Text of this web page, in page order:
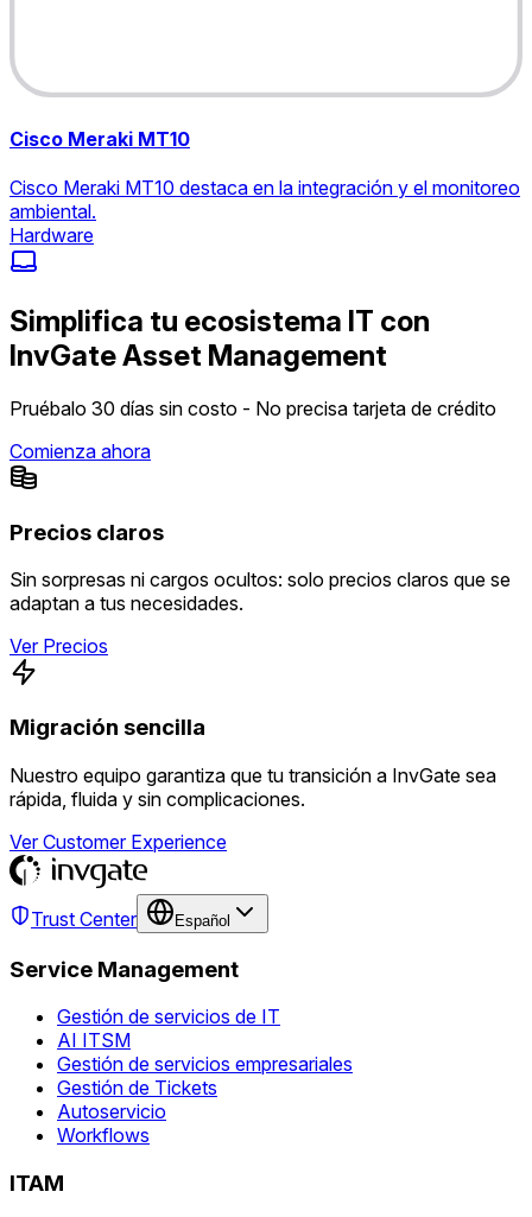
Cisco Meraki MT10
Cisco Meraki MT10 destaca en la integración y el monitoreo
ambiental.
Hardware
Simplifica tu ecosistema IT con
InvGate Asset Management
Pruébalo 30 días sin costo - No precisa tarjeta de crédito
Comienza ahora
Precios claros
Sin sorpresas ni cargos ocultos: solo precios claros que se
adaptan a tus necesidades.
Ver Precios
Migración sencilla
Nuestro equipo garantiza que tu transición a InvGate sea
rápida, fluida y sin complicaciones.
Ver Customer Experience
Trust Center Español
Service Management
Gestión de servicios de IT
AI ITSM
Gestión de servicios empresariales
Gestión de Tickets
Autoservicio
Workflows
ITAM